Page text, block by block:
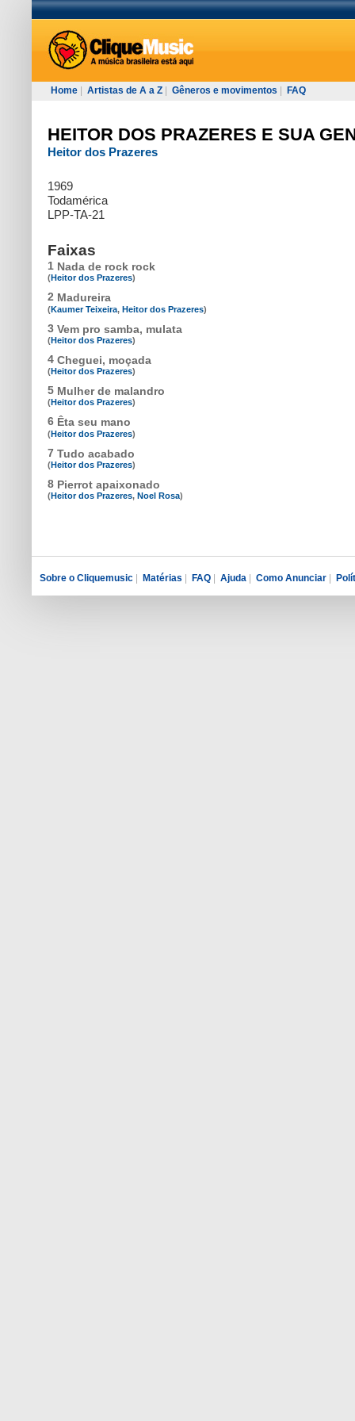
Home Artistas de A a Z Gêneros e movimentos FAQ
HEITOR DOS PRAZERES E SUA
Heitor dos Prazeres
1969
Todamérica
LPP-TA-21
Faixas
1 Nada de rock rock
(Heitor dos Prazeres)
2 Madureira
(Kaumer Teixeira, Heitor dos Prazeres)
3 Vem pro samba, mulata
(Heitor dos Prazeres)
4 Cheguei, moçada
(Heitor dos Prazeres)
5 Mulher de malandro
(Heitor dos Prazeres)
6 Êta seu mano
(Heitor dos Prazeres)
7 Tudo acabado
(Heitor dos Prazeres)
8 Pierrot apaixonado
(Heitor dos Prazeres, Noel Rosa)
Sobre o Cliquemusic Matérias FAQ Ajuda Como Anunciar